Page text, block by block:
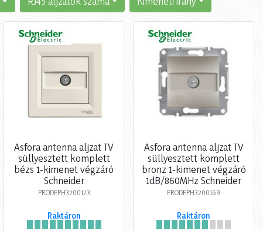
Asfora antenna aljzat TV
süllyesztett komplett
bézs 1-kimenet végzáró
Schneider
PRODEPH3200123
Raktáron
Asfora antenna aljzat TV
süllyesztett komplett
bronz 1-kimenet végzáró
1dB/860MHz Schneider
PRODEPH3200169
Raktáron